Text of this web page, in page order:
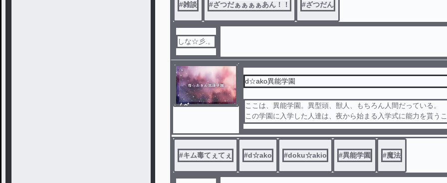
#雑談 #ざつだぁぁぁぁあん！！ #ざつだん
しな☆彡.。
ノベ
d☆ako異能学園
ここは、異能学園。異型頭、獣人、もちろん人間だっている。
この学園に入学した人達は、夜から始まる入学式に能力を貰う
。
1つは学園側が選び、もう1つは自由に選ぶことができる。
入学式の前には、昼食が配られ、庭で食べることができる。こ
的には4人1部屋の寮生活なので、新たな友達、ルームメイトと
たくさんの人達に紛れて、とあるルームメイト同士の4人組が昼
#キム毒てぇてぇ #d☆ako #doku☆akio #異能学園 #魔法